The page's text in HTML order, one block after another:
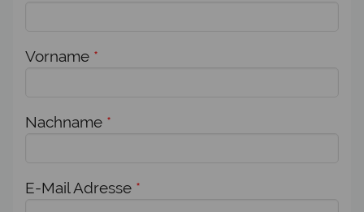
Vorname *
Nachname *
E-Mail Adresse *